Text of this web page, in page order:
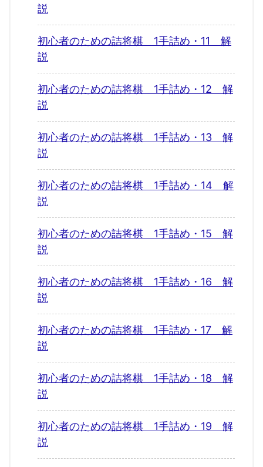
説
初心者のための詰将棋 1手詰め・11 解
説
初心者のための詰将棋 1手詰め・12 解
説
初心者のための詰将棋 1手詰め・13 解
説
初心者のための詰将棋 1手詰め・14 解
説
初心者のための詰将棋 1手詰め・15 解
説
初心者のための詰将棋 1手詰め・16 解
説
初心者のための詰将棋 1手詰め・17 解
説
初心者のための詰将棋 1手詰め・18 解
説
初心者のための詰将棋 1手詰め・19 解
説